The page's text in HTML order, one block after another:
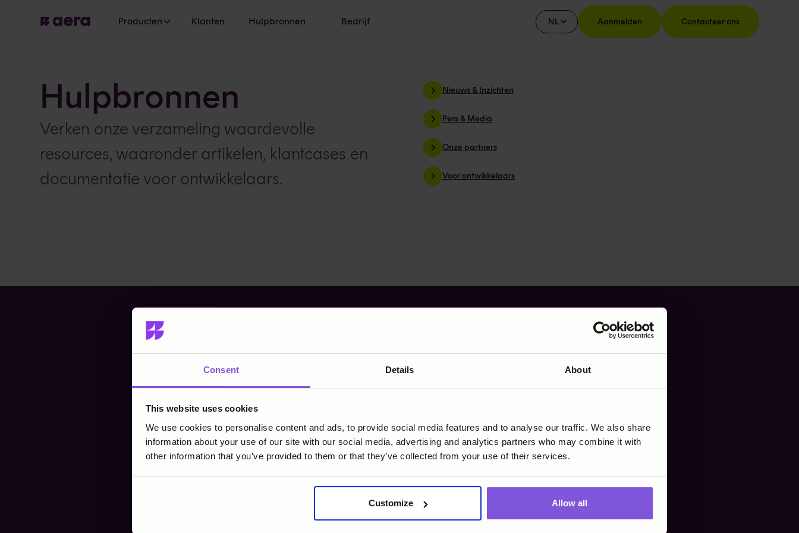
Consent Details About
This website uses cookies
We use cookies to personalise content and ads, to provide social media features and to analyse our traffic. We also share
information about your use of our site with our social media, advertising and analytics partners who may combine it with
other information that you’ve provided to them or that they’ve collected from your use of their services.
Customize Allow all
Producten Klanten Hulpbronnen Bedrijf NL Aanmelden Contacteer ons
Hulpbronnen
Verken onze verzameling waardevolle
resources, waaronder artikelen, klantcases en
documentatie voor ontwikkelaars.
Nieuws & Inzichten
Pers & Media
Onze partners
Voor ontwikkelaars
Laten we samen bouwen aan de
toekomst van betalingen.
Praat met sales Word een partner